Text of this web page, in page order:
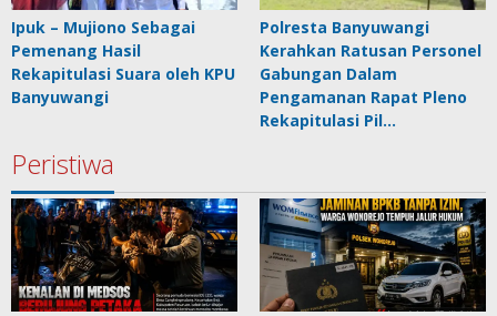
Ipuk – Mujiono Sebagai
Pemenang Hasil
Rekapitulasi Suara oleh KPU
Banyuwangi
Polresta Banyuwangi
Kerahkan Ratusan Personel
Gabungan Dalam
Pengamanan Rapat Pleno
Rekapitulasi Pil…
Peristiwa